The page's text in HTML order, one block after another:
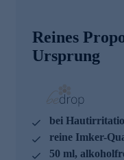
Reines
Ursprung
bei
reine Imker-
50 ml,